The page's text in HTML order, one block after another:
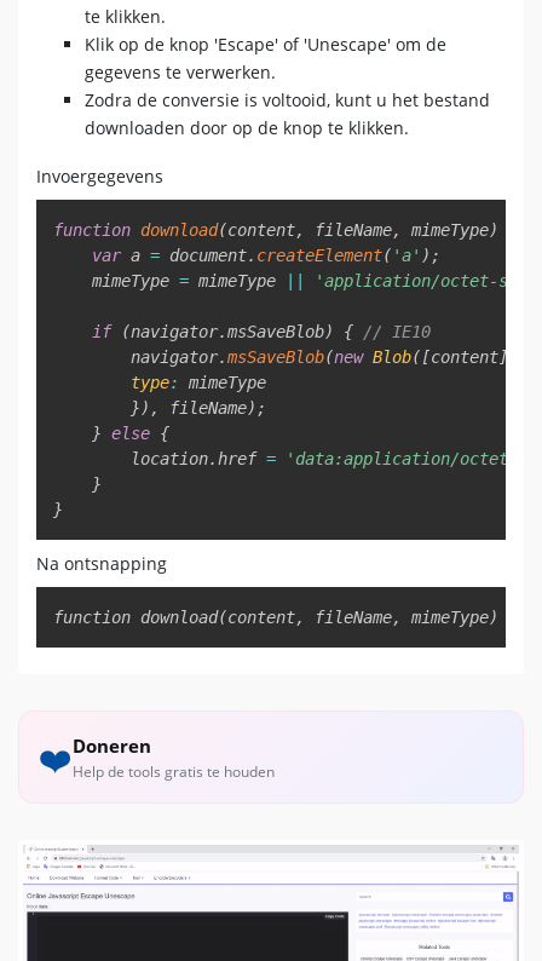
te klikken.
Klik op de knop 'Escape' of 'Unescape' om de
gegevens te verwerken.
Zodra de conversie is voltooid, kunt u het bestand
downloaden door op de knop te klikken.
Invoergegevens
function download(content, fileName, mimeType)
var a = document. createElement( 'a' ) ;
    mimeType
= mimeType || 'application/octet-
if (navigator.msSaveBlob) {
// IE10
        navigator
.msSaveBlob(new Blob([content]
type:
mimeType
}) , fileName) ;
} else {
        location
. href =
'data:application/octet-
}
}
Copy
Na ontsnapping
function download(content, fileName, Copy
❤️Doneren
Help de tools gratis te houden